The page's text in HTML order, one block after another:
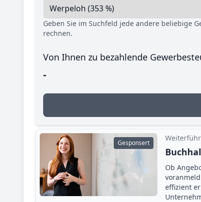
Geben Sie im Suchfeld jede andere beliebige
rechnen.
Von Ihnen zu bezahlende
-
Gesponsert
Ob
effizient